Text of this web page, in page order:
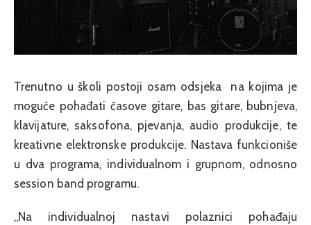
Trenutno u školi postoji osam odsjeka na kojima je
moguće pohađati časove gitare, bas gitare, bubnjeva,
klavijature, saksofona, pjevanja, audio produkcije, te
kreativne elektronske produkcije. Nastava funkcioniše
u dva programa, individualnom i grupnom, odnosno
session band programu.
„Na individualnoj nastavi polaznici pohađaju